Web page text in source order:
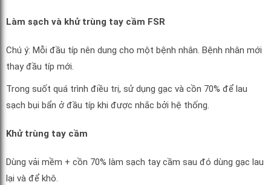
Làm sạch và khử trùng tay cầm FSR
Chú ý: Mỗi đầu típ nên dung cho một bệnh nhân. Bệnh nhân mới
thay đầu típ mới.
Trong suốt quá trình điều trị, sử dụng gạc và cồn 70% để lau
sạch bụi bẩn ở đầu típ khi được nhắc bởi hệ thống.
Khử trùng tay cầm
Dùng vải mềm + cồn 70% làm sạch tay cầm sau đó dùng gạc lau
lại và để khô.